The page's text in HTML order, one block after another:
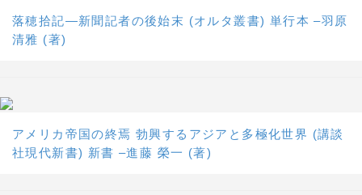
落穂拾記―新聞記者の後始末 (オルタ叢書) 単行本 –羽原
清雅 (著)
アメリカ帝国の終焉 勃興するアジアと多極化世界 (講談
社現代新書) 新書 –進藤 榮一 (著)